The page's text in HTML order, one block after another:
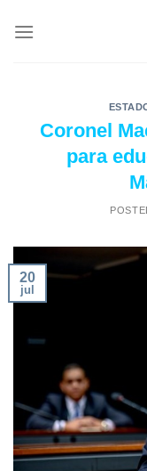
Coronel
para
20
jul